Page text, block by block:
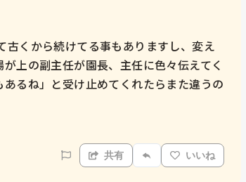
くから続けてる事もありますし、変え
上の副主任が園長、主任に色々伝えてく
るね」と受け止めてくれたらまた違うの
共有 いいね